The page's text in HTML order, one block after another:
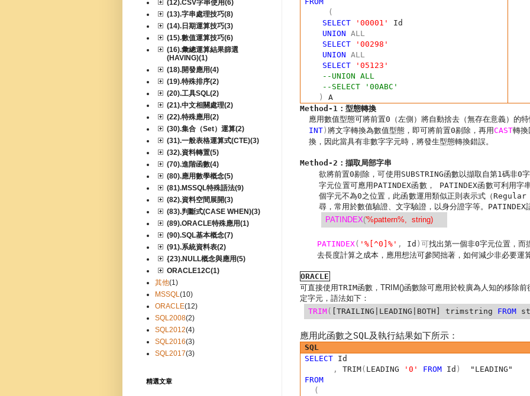
(
SELECT
'00001'
Id
UNION ALL
SELECT
'00298'
UNION ALL
SELECT
'05123'
--UNION ALL
--SELECT '00ABC'
)
A
Method-1 ：型態轉換
應用數值型態可將前置0 （左側）將自動捨去（無存在意義）的
INT) 將文字轉換為數值型態，即可將前置0剔除，再用CAST轉換
換，因此當具有非數字字元時，將發生型態轉換錯誤。
Method-2 ：擷取局部字串
欲將前置0剔除，可使用SUBSTRING函數以擷取自第1碼非0
字元位置可應用PATINDEX函數， PATINDEX函數可利用字
個字元不為0之位置，此函數運用類似正則表示式（ Regular
尋，常用於數值驗證、文字驗證，以身分證字等。 PATINDEX
PATINDEX('%pattern%, string)
PATINDEX( '%[^0]%' , Id )可找出第一個非0字元位置，而
去長度計算之成本，應用想法可參閱拙著，如何減少非必要運
ORACLE
可直接使用TRIM函數， TRIM()函數除可應用於較廣為人知的移除
定字元，語法如下：
TRIM ( [TRAILING|LEADING|BOTH] trimstring FROM
應用此函數之SQL 及執行結果如下所示：
SQL
SELECT Id
,
TRIM( LEADING '0' FROM Id )
"LEADING"
FROM
(
(12).CSV字串使用(6)
(13).字串處理技巧(8)
(14).日期運算技巧(3)
(15).數值運算技巧(6)
(16).彙總運算結果篩選
(HAVING)(1)
(18).開發應用(4)
(19).特殊排序(2)
(20).工具SQL(2)
(21).中文相關處理(2)
(22).特殊應用(2)
(30).集合（Set）運算(2)
(31).一般表格運算式(CTE)(3)
(32).資料轉置(5)
(70).進階函數(4)
(80).應用數學概念(5)
(81).MSSQL特殊語法(9)
(82).資料空間展開(3)
(83).判斷式(CASE WHEN)(3)
(89).ORACLE特殊應用(1)
(90).SQL基本概念(7)
(91).系統資料表(2)
{23).NULL概念與應用(5)
ORACLE12C(1)
其他(1)
MSSQL(10)
ORACLE(12)
SQL2008(2)
SQL2012(4)
SQL2016(3)
SQL2017(3)
精選文章